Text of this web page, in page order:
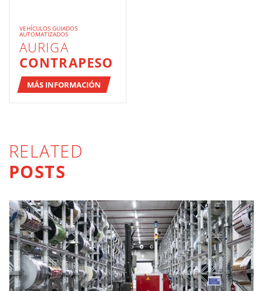
VEHÍCULOS GUIADOS
AUTOMATIZADOS
AURIGA
CONTRAPESO
MÁS INFORMACIÓN
RELATED
POSTS